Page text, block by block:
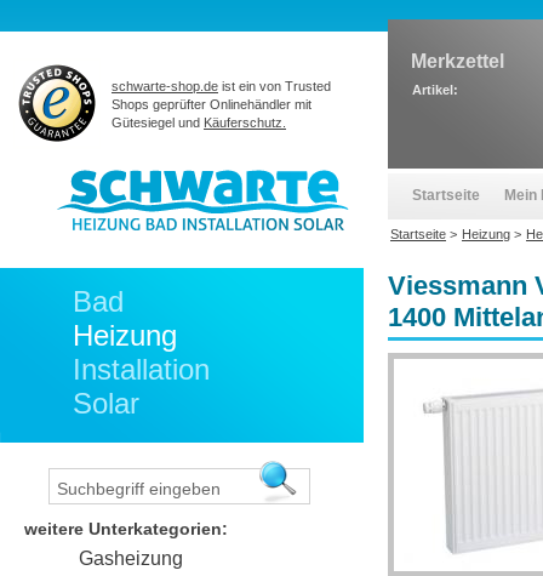
Viessmann
1400
Bad
Heizung
Installation
Solar
weitere Unterkategorien:
Gasheizung
schwarte-shop.de ist ein von Trusted
Shops geprüfter Onlinehändler mit
Gütesiegel und Käuferschutz.
Merkzettel
Artikel:
Startseite Mein
Startseite > Heizung >